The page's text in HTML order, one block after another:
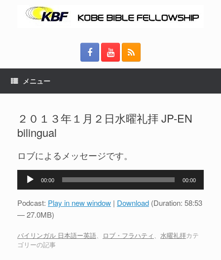
メニュー
２０１３年１月２日水曜礼拝 JP-EN
bilingual
ロブによるメッセージです。
プ
ヤ
ー
00:00 00:00
Podcast: Play in new window | Download (Duration: 58:53
— 27.0MB)
バイリンガル 日本語ー英語、 ロブ・フラハティ、 水曜礼拝カテ
ゴリーの記事